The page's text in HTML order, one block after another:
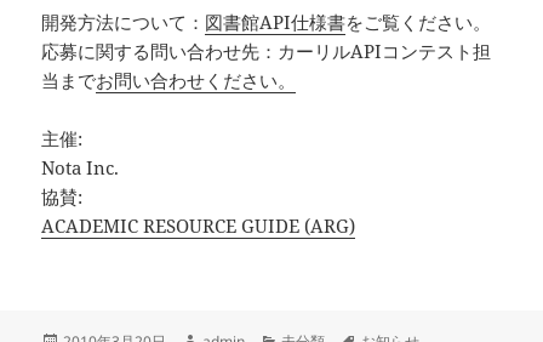
開発方法について： 図書館API仕様書をご覧ください。
応募に関する問い合わせ先：カーリルAPIコンテスト担
当までお問い合わせください。
主催:
Nota Inc.
協賛:
ACADEMIC RESOURCE GUIDE (ARG)